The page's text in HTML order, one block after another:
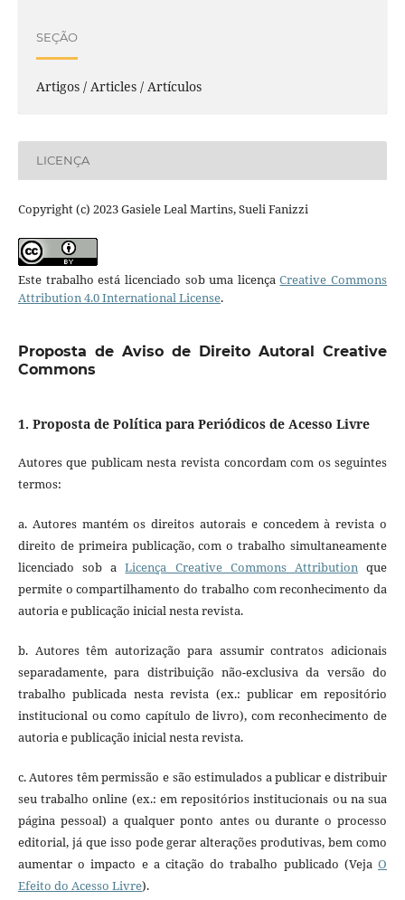
SEÇÃO
Artigos / Articles / Artículos
LICENÇA
Copyright (c) 2023 Gasiele Leal Martins, Sueli Fanizzi
Este trabalho está licenciado sob uma licençaCreative Commons
Attribution 4.0 International License.
Proposta de Aviso de Direito Autoral Creative
Commons
1. Proposta de Política para Periódicos de Acesso Livre
Autores que publicam nesta revista concordam com os seguintes
termos:
a. Autores mantém os direitos autorais e concedem à revista o
direito de primeira publicação, com o trabalho simultaneamente
licenciado sob aLicença Creative Commons Attributionque
permite o compartilhamento do trabalho com reconhecimento da
autoria e publicação inicial nesta revista.
b. Autores têm autorização para assumir contratos adicionais
separadamente, para distribuição não-exclusiva da versão do
trabalho publicada nesta revista (ex.: publicar em repositório
institucional ou como capítulo de livro), com reconhecimento de
autoria e publicação inicial nesta revista.
c. Autores têm permissão e são estimulados a publicar e distribuir
seu trabalho online (ex.: em repositórios institucionais ou na sua
página pessoal) a qualquer ponto antes ou durante o processo
editorial, já que isso pode gerar alterações produtivas, bem como
aumentar o impacto e a citação do trabalho publicado (VejaO
Efeito do Acesso Livre).